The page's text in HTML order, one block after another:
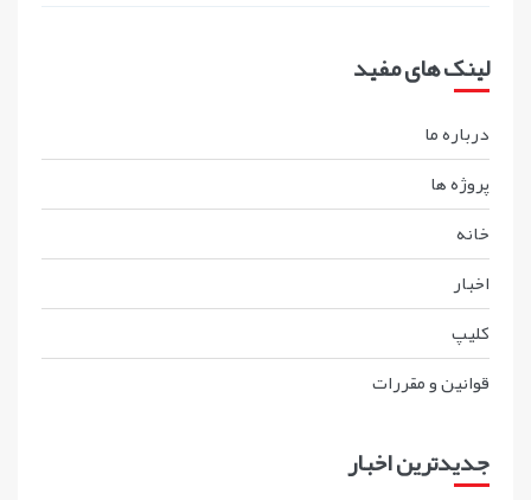
لینک های مفید
درباره ما
پروژه ها
خانه
اخبار
کليپ
قوانين و مقررات
جدیدترین اخبار